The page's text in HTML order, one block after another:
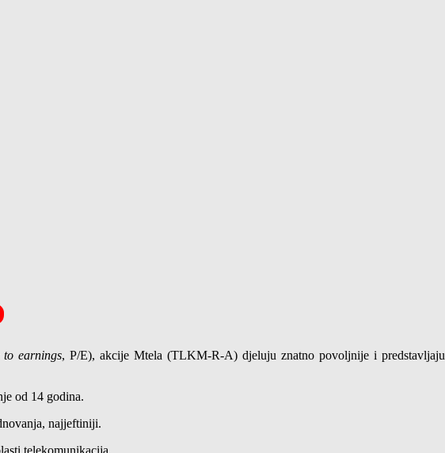
to earnings, P/E), akcije Mtela (TLKM-R-A) djeluju znatno povoljnije i predstavljaju
od 14 godina.
najjeftiniji.
telekomunikacija.